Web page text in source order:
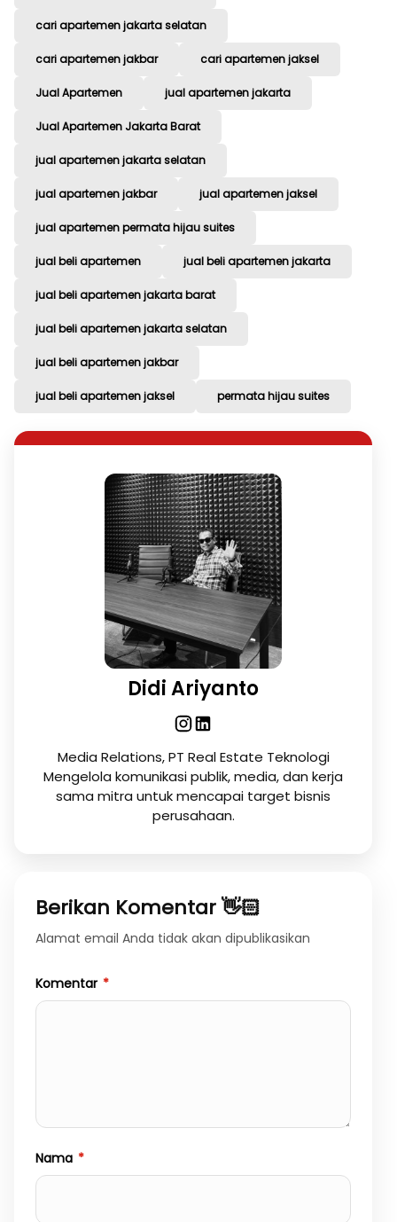
cari apartemen jakarta selatan
cari apartemen jakbar cari apartemen jaksel
Jual Apartemen jual apartemen jakarta
Jual Apartemen Jakarta Barat
jual apartemen jakarta selatan
jual apartemen jakbar jual apartemen jaksel
jual apartemen permata hijau suites
jual beli apartemen jual beli apartemen jakarta
jual beli apartemen jakarta barat
jual beli apartemen jakarta selatan
jual beli apartemen jakbar
jual beli apartemen jaksel permata hijau suites
Didi Ariyanto
Media Relations, PT Real Estate Teknologi
Mengelola komunikasi publik, media, dan kerja
sama mitra untuk mencapai target bisnis
perusahaan.
Berikan Komentar 👋🏻
Alamat email Anda tidak akan dipublikasikan
Komentar *
Nama *